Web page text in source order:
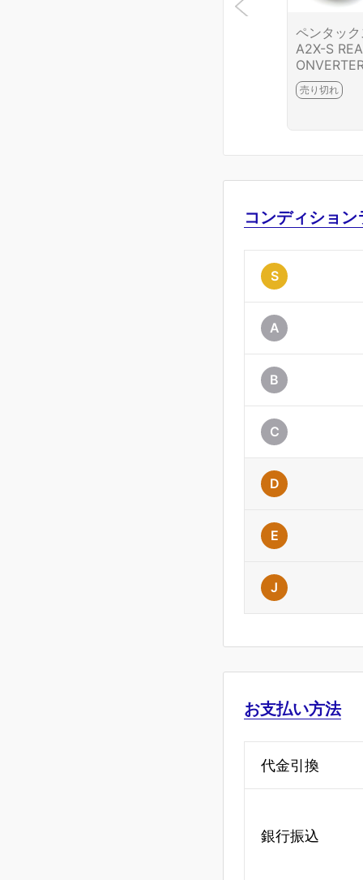
ペンタッ
A2X-S
A 2x-S
B6532-
売り切れ
コンディション
S
A
B
C
D
E
J
お支払い方法
代金引換
銀行振込